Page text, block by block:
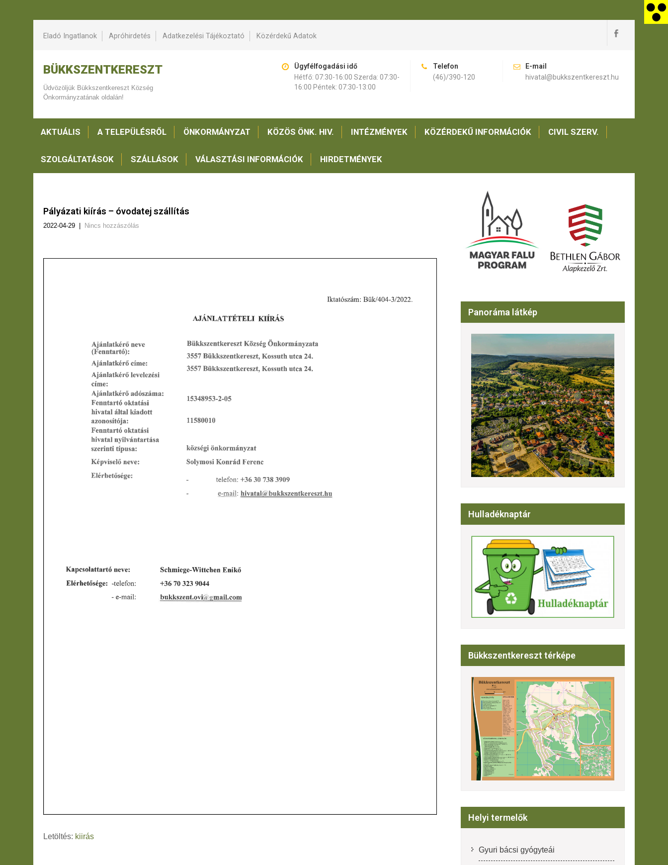
Eladó Ingatlanok Apróhirdetés Adatkezelési Tájékoztató Közérdekű Adatok
BÜKKSZENTKERESZT
Üdvözöljük Bükkszentkereszt Község
Önkormányzatának oldalán!
Ügyfélfogadási idő
Hétfő: 07:30-16:00 Szerda: 07:30-
16:00 Péntek: 07:30-13:00
Telefon
(46)/390-120
E-mail
hivatal@bukkszentkereszt.hu
AKTUÁLIS A TELEPÜLÉSRŐL ÖNKORMÁNYZAT KÖZÖS ÖNK. HIV. INTÉZMÉNYEK KÖZÉRDEKŰ INFORMÁCIÓK CIVIL SZERV.
SZOLGÁLTATÁSOK SZÁLLÁSOK VÁLASZTÁSI INFORMÁCIÓK HIRDETMÉNYEK
Pályázati kiírás – óvodatej szállítás
2022-04-29 Nincs hozzászólás
Letöltés: kiirás
Panoráma látkép
Hulladéknaptár
Bükkszentkereszt térképe
Helyi termelők
Gyuri bácsi gyógyteái